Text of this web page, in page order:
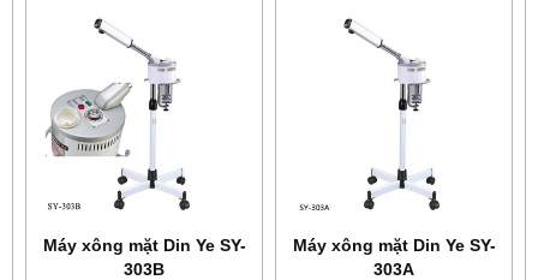
Máy xông mặt Din Ye SY-
303B
Máy xông mặt Din Ye SY-
303A